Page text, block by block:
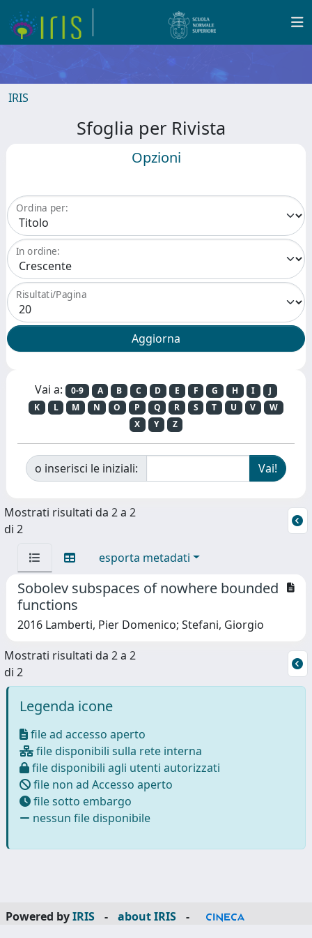
IRIS
Sfoglia per Rivista
Opzioni
Ordina per:
In ordine:
Risultati/Pagina
Vai a: 0-9 A B C D E F G H I
J
K
L M N O P Q R S T U V
W
X
Y Z
o inserisci le iniziali:
Mostrati risultati da 2 a 2
di 2
esporta metadati
Sobolev subspaces of nowhere bounded
functions
2016 Lamberti, Pier Domenico; Stefani, Giorgio
Mostrati risultati da 2 a 2
di 2
Legenda icone
file ad accesso aperto
file disponibili sulla rete interna
file disponibili agli utenti autorizzati
file non ad Accesso aperto
file sotto embargo
nessun file disponibile
Powered byIRIS - about IRIS
-